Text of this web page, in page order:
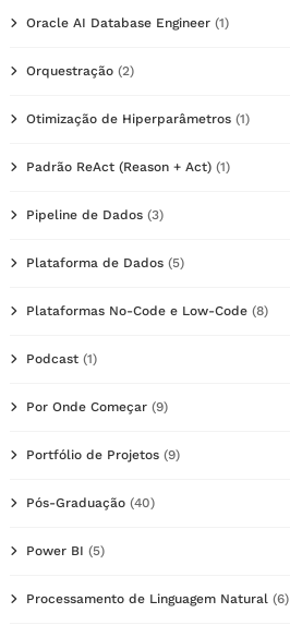
Oracle AI Database Engineer (1)
Orquestração (2)
Otimização de Hiperparâmetros (1)
Padrão ReAct (Reason + Act) (1)
Pipeline de Dados (3)
Plataforma de Dados (5)
Plataformas No-Code e Low-Code (8)
Podcast (1)
Por Onde Começar (9)
Portfólio de Projetos (9)
Pós-Graduação (40)
Power BI (5)
Processamento de Linguagem Natural (6)